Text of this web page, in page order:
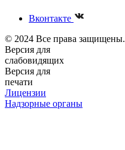
Вконтакте
© 2024 Все права защищены.
Версия для
слабовидящих
Версия для
печати
Лицензии
Надзорные органы